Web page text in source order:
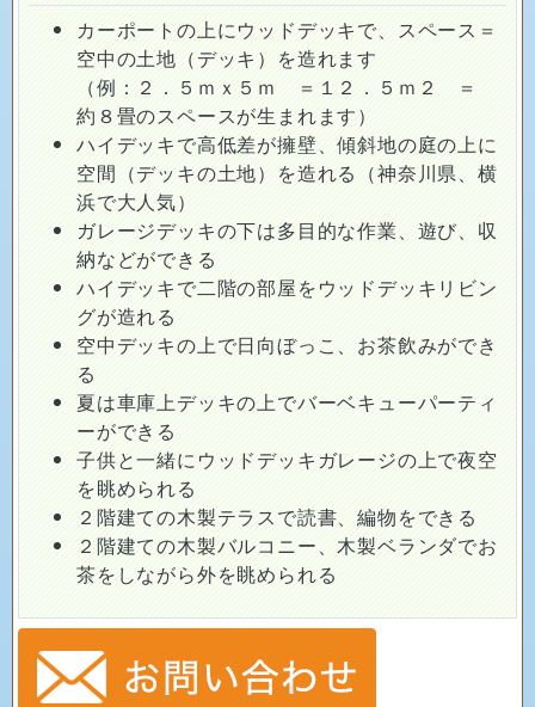
カーポートの上にウッドデッキで、スペース＝
空中の土地（デッキ）を造れます
（例：２．５ｍｘ５ｍ ＝１２．５ｍ２ ＝
約８畳のスペースが生まれます）
ハイデッキで高低差が擁壁、傾斜地の庭の上に
空間（デッキの土地）を造れる（神奈川県、横
浜で大人気）
ガレージデッキの下は多目的な作業、遊び、収
納などができる
ハイデッキで二階の部屋をウッドデッキリビン
グが造れる
空中デッキの上で日向ぼっこ、お茶飲みができ
る
夏は車庫上デッキの上でバーベキューパーティ
ーができる
子供と一緒にウッドデッキガレージの上で夜空
を眺められる
２階建ての木製テラスで読書、編物をできる
２階建ての木製バルコニー、木製ベランダでお
茶をしながら外を眺められる